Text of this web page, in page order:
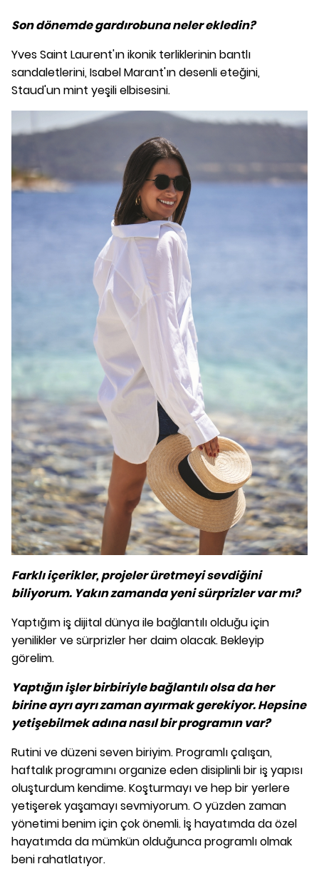
Son dönemde gardırobuna neler ekledin?
Yves Saint Laurent'ın ikonik terliklerinin bantlı
sandaletlerini, Isabel Marant'ın desenli eteğini,
Staud'un mint yeşili elbisesini.
Farklı içerikler, projeler üretmeyi sevdiğini
biliyorum. Yakın zamanda yeni sürprizler var mı?
Yaptığım iş dijital dünya ile bağlantılı olduğu için
yenilikler ve sürprizler her daim olacak. Bekleyip
görelim.
Yaptığın işler birbiriyle bağlantılı olsa da her
birine ayrı ayrı zaman ayırmak gerekiyor. Hepsine
yetişebilmek adına nasıl bir programın var?
Rutini ve düzeni seven biriyim. Programlı çalışan,
haftalık programını organize eden disiplinli bir iş yapısı
oluşturdum kendime. Koşturmayı ve hep bir yerlere
yetişerek yaşamayı sevmiyorum. O yüzden zaman
yönetimi benim için çok önemli. İş hayatımda da özel
hayatımda da mümkün olduğunca programlı olmak
beni rahatlatıyor.